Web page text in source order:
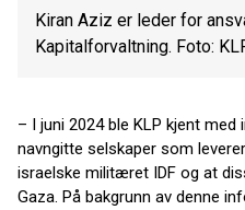
Kiran Aziz er leder for
Kapitalforvaltning. Foto:
– I juni 2024 ble KLP kjent
navngitte selskaper som
israelske militæret IDF og at
Gaza. På bakgrunn av denne